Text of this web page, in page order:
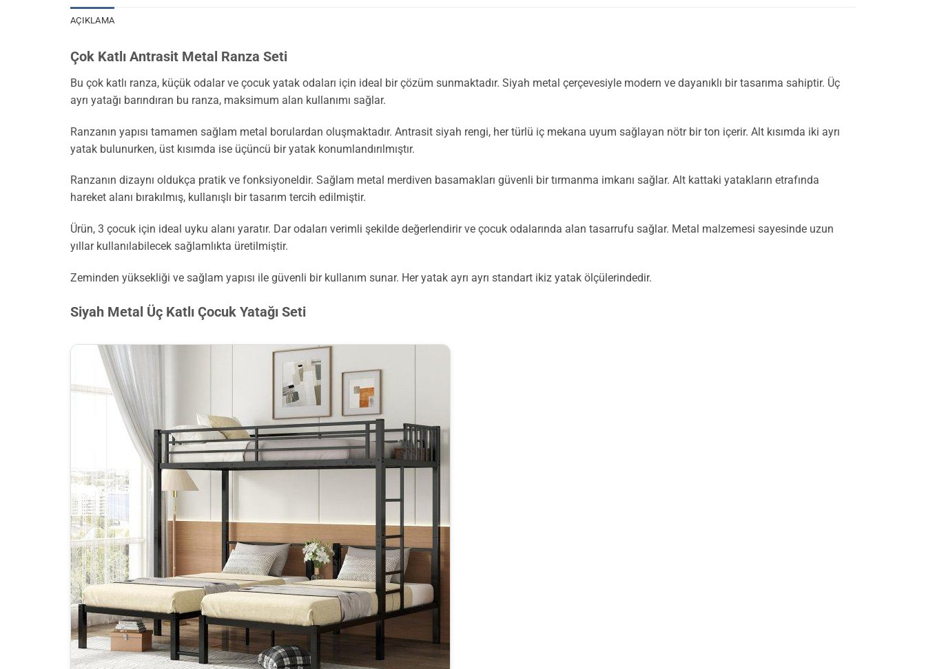
AÇIKLAMA
Çok Katlı Antrasit Metal Ranza Seti
Bu çok katlı ranza, küçük odalar ve çocuk yatak odaları için ideal bir çözüm sunmaktadır. Siyah metal çerçevesiyle modern ve dayanıklı bir tasarıma sahiptir. Üç
ayrı yatağı barındıran bu ranza, maksimum alan kullanımı sağlar.
Ranzanın yapısı tamamen sağlam metal borulardan oluşmaktadır. Antrasit siyah rengi, her türlü iç mekana uyum sağlayan nötr bir ton içerir. Alt kısımda iki ayrı
yatak bulunurken, üst kısımda ise üçüncü bir yatak konumlandırılmıştır.
Ranzanın dizaynı oldukça pratik ve fonksiyoneldir. Sağlam metal merdiven basamakları güvenli bir tırmanma imkanı sağlar. Alt kattaki yatakların etrafında
hareket alanı bırakılmış, kullanışlı bir tasarım tercih edilmiştir.
Ürün, 3 çocuk için ideal uyku alanı yaratır. Dar odaları verimli şekilde değerlendirir ve çocuk odalarında alan tasarrufu sağlar. Metal malzemesi sayesinde uzun
yıllar kullanılabilecek sağlamlıkta üretilmiştir.
Zeminden yüksekliği ve sağlam yapısı ile güvenli bir kullanım sunar. Her yatak ayrı ayrı standart ikiz yatak ölçülerindedir.
Siyah Metal Üç Katlı Çocuk Yatağı Seti